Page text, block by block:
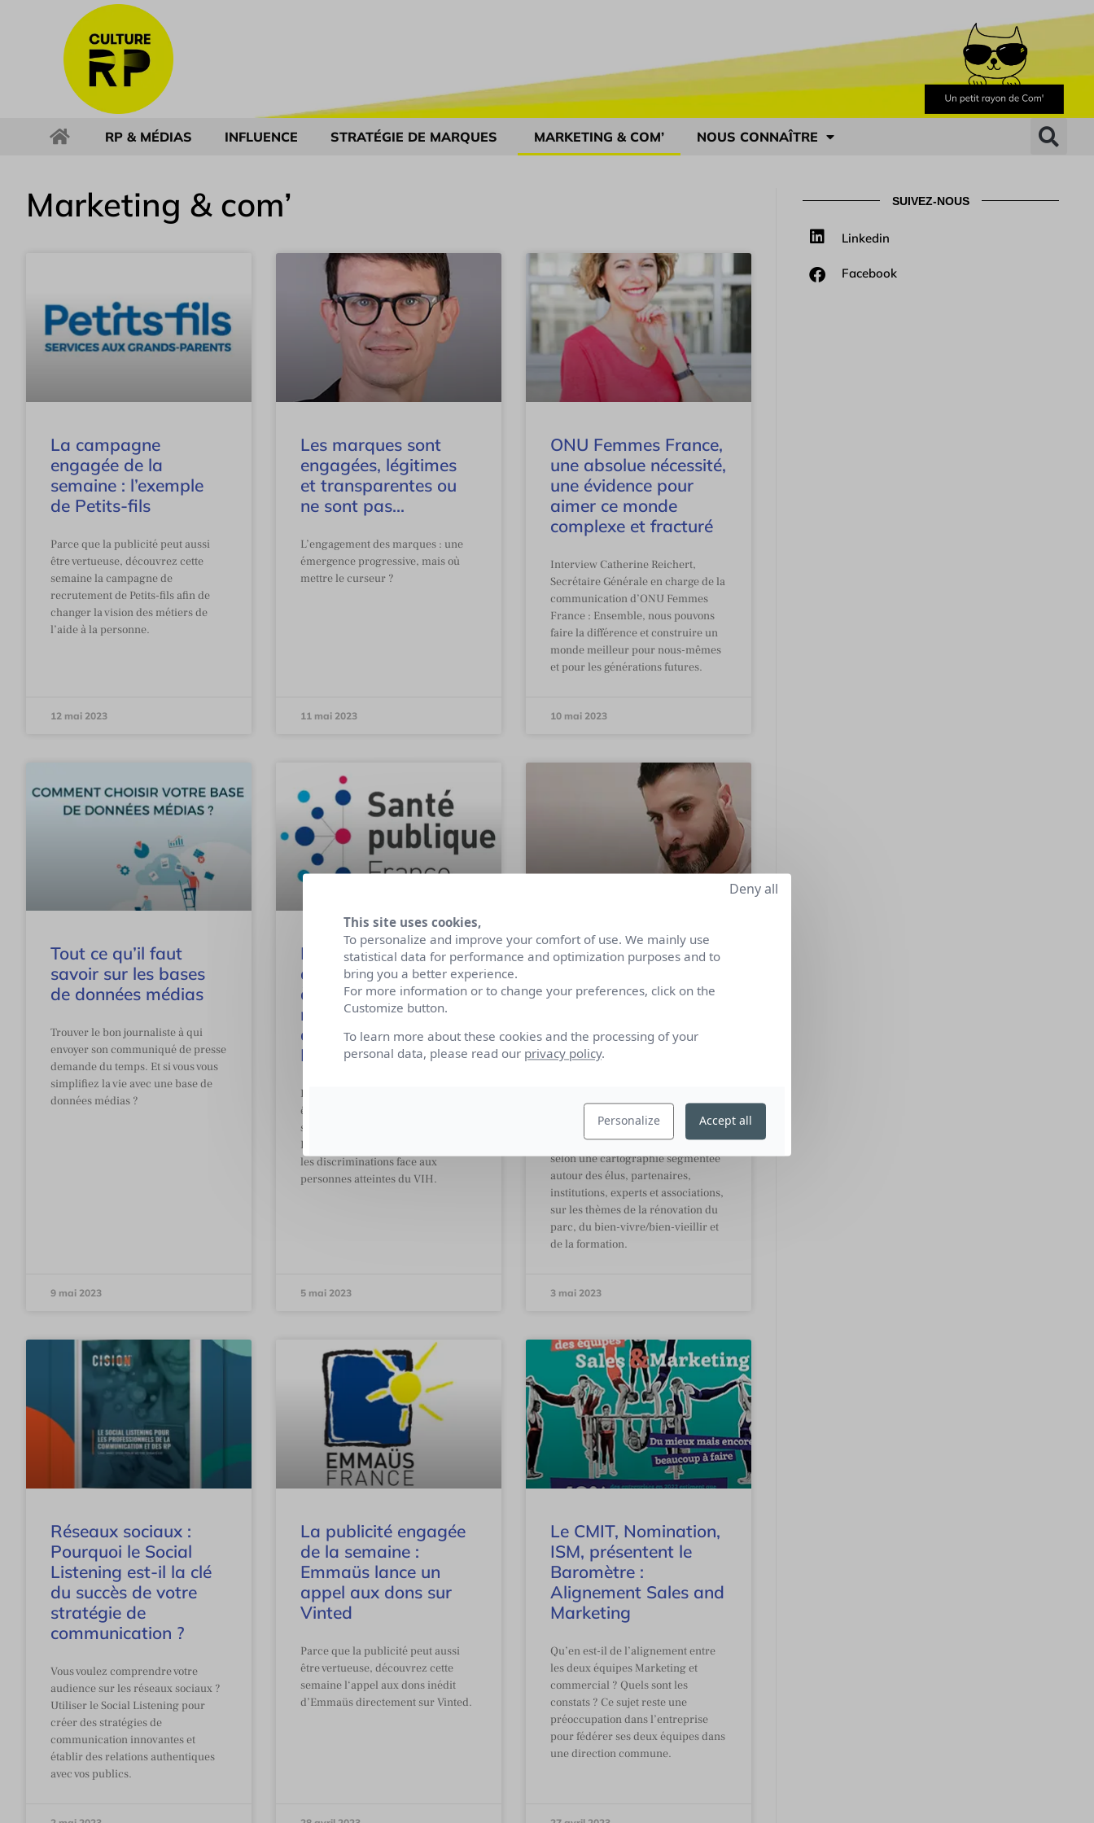
RP & MÉDIAS INFLUENCE STRATÉGIE DE MARQUES MARKETING & COM’ NOUS CONNAÎTRE
Marketing & com’
La campagne
engagée de la
semaine : l’exemple
de Petits-fils
Parce que la publicité peut aussi
être vertueuse, découvrez cette
semaine la campagne de
recrutement de Petits-fils afin de
changer la vision des métiers de
l’aide à la personne.
12 mai 2023
Les marques sont
engagées, légitimes
et transparentes ou
ne sont pas…
L’engagement des marques : une
émergence progressive, mais où
mettre le curseur ?
11 mai 2023
ONU Femmes France,
une absolue nécessité,
une évidence pour
aimer ce monde
complexe et fracturé
Interview Catherine Reichert,
Secrétaire Générale en charge de la
communication d’ONU Femmes
France : Ensemble, nous pouvons
faire la différence et construire un
monde meilleur pour nous-mêmes
et pour les générations futures.
10 mai 2023
Tout ce qu’il faut
savoir sur les bases
de données médias
Trouver le bon journaliste à qui
envoyer son communiqué de presse
demande du temps. Et si vous vous
simplifiez la vie avec une base de
données médias ?
9 mai 2023
La publicité engagée
de la semaine : Lettre
à moi-même, la
nouvelle campagne
de Santé Publique
France
Parce que la publicité peut aussi
être vertueuse, découvrez cette
semaine la campagne de Santé
Publique France pour lutter contre
les discriminations face aux
personnes atteintes du VIH.
5 mai 2023
La Fédération des
innovation, RSE et
des utilisateurs
Fédération des Ascenseurs : nous
approchons nos différents publics
en arborescence de 4 déclinaisons,
selon une cartographie segmentée
autour des élus, partenaires,
institutions, experts et associations,
sur les thèmes de la rénovation du
parc, du bien-vivre/bien-vieillir et
de la formation.
3 mai 2023
Réseaux sociaux :
Pourquoi le Social
Listening est-il la clé
du succès de votre
stratégie de
communication ?
Vous voulez comprendre votre
audience sur les réseaux sociaux ?
Utiliser le Social Listening pour
créer des stratégies de
communication innovantes et
établir des relations authentiques
avec vos publics.
La publicité engagée
de la semaine :
Emmaüs lance un
appel aux dons sur
Vinted
Parce que la publicité peut aussi
être vertueuse, découvrez cette
semaine l‘appel aux dons inédit
d’Emmaüs directement sur Vinted.
Le CMIT, Nomination,
ISM, présentent le
Baromètre :
Alignement Sales and
Marketing
Qu’en est-il de l’alignement entre
les deux équipes Marketing et
commercial ? Quels sont les
constats ? Ce sujet reste une
préoccupation dans l’entreprise
pour fédérer ses deux équipes dans
une direction commune.
SUIVEZ-NOUS
Linkedin
Facebook
This site uses cookies,
To personalize and improve your comfort of use. We mainly use
statistical data for performance and optimization purposes and to
bring you a better experience.
For more information or to change your preferences, click on the
Customize button.
To learn more about these cookies and the processing of your
personal data, please read our privacy policy.
Personalize
Deny all
Accept all